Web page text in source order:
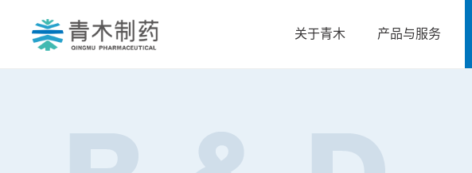
关于青木 产品与服务